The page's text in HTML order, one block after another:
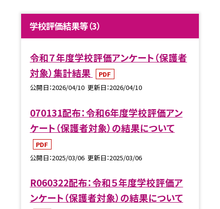
学校評価結果等（3）
令和７年度学校評価アンケート（保護者
対象）集計結果
PDF
公開日 2026/04/10 更新日 2026/04/10
070131配布：令和6年度学校評価アン
ケート（保護者対象）の結果について
PDF
公開日 2025/03/06 更新日 2025/03/06
R060322配布：令和５年度学校評価ア
ンケート（保護者対象）の結果について